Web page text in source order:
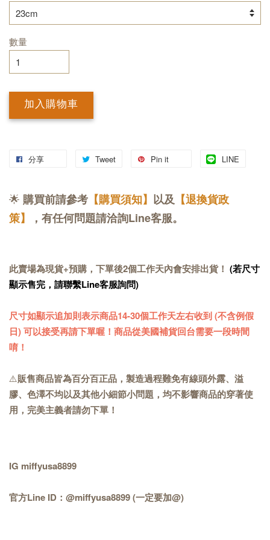
數量
加入購物車
分享 Tweet Pin it LINE
🌟 購買前請參考 【購買須知】 以及 【退換貨政
策】
，有任何問題請洽詢Line客服。
此賣場為現貨+預購，下單後2個工作天內會安排出貨！ (若尺寸
顯示售完，請聯繫Line客服詢問)
尺寸如顯示追加則表示商品14-30個工作天左右收到 (不含例假
日) 可以接受再請下單喔！商品從美國補貨回台需要一段時間
唷！
⚠️販售商品皆為百分百正品，製造過程難免有線頭外露、溢
膠、色澤不均以及其他小細節小問題，均不影響商品的穿著使
用，完美主義者請勿下單！
IG miffyusa8899
官方Line ID：@miffyusa8899 (一定要加@)